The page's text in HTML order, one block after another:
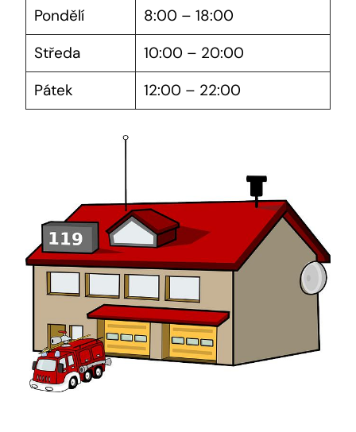
Pondělí
8:00 – 18:00
Středa
10:00 – 20:00
Pátek
12:00 – 22:00